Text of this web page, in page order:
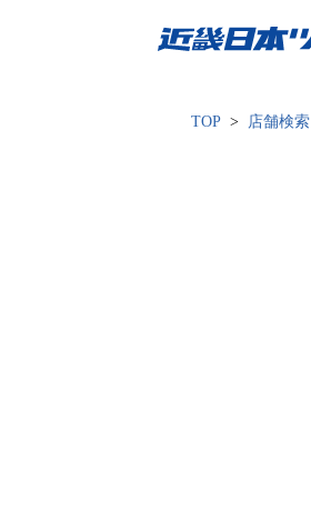
近畿日本ツーリスト
TOP 店舗検索